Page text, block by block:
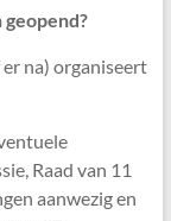
na) organiseert
Raad van 11
aanwezig en